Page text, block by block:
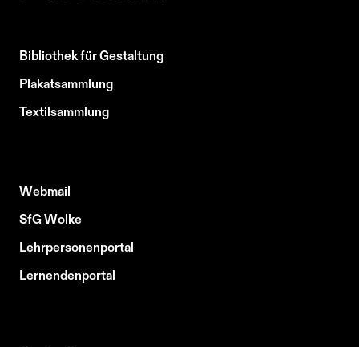
Bibliothek für Gestaltung
Plakatsammlung
Textilsammlung
Webmail
SfG Wolke
Lehrpersonenportal
Lernendenportal